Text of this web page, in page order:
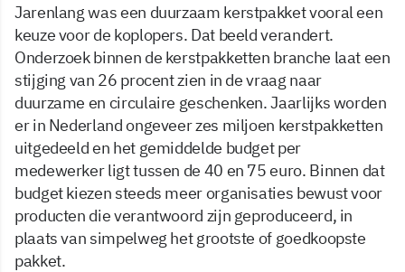
Jarenlang was een duurzaam kerstpakket vooral een
keuze voor de koplopers. Dat beeld verandert.
Onderzoek binnen de kerstpakketten branche laat een
stijging van 26 procent zien in de vraag naar
duurzame en circulaire geschenken. Jaarlijks worden
er in Nederland ongeveer zes miljoen kerstpakketten
uitgedeeld en het gemiddelde budget per
medewerker ligt tussen de 40 en 75 euro. Binnen dat
budget kiezen steeds meer organisaties bewust voor
producten die verantwoord zijn geproduceerd, in
plaats van simpelweg het grootste of goedkoopste
pakket.